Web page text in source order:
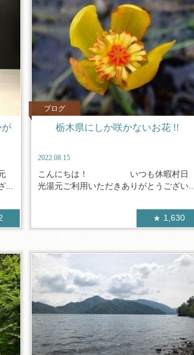
...
ブログ
栃木県にしか咲かないお花 !!
2022.08.15
こんにちは！ いつも休暇村日
光湯元ご利用いただきありがとうござい...
1,630